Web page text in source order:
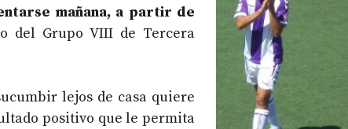
mañana, a partir de
del Grupo VIII de Tercera
lejos de casa quiere
positivo que le permita